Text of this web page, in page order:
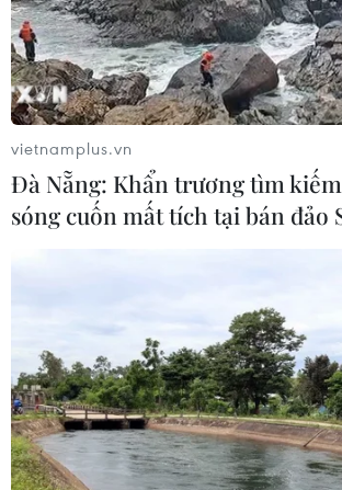
THỦY
Sở hữu trí tuệ
Quy định
RSS
Hỗ trợ
Ngôn ngữ
Dịch vụ tin
Quảng cáo
Liên hệ
Giấy phép số: 1374/GP-BTTTT do Bộ Thông
cấp ngày 11/9/2008.
Quảng cáo: Phó TBT Nguyễn Thị Tám:
tamvna@gmail.com
Điện thoại: (024) 39411349 - (024) 39411348,
39411348
vietnamplus.vn
Đà Nẵng: Khẩn trương tìm
sóng cuốn mất tích tại bán đảo